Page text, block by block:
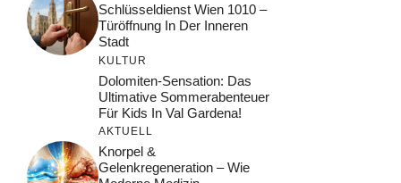
Schlüsseldienst Wien 1010 –
Türöffnung In Der Inneren
Stadt
KULTUR
Dolomiten-Sensation: Das
Ultimative Sommerabenteuer
Für Kids In Val Gardena!
AKTUELL
Knorpel &
Gelenkregeneration – Wie